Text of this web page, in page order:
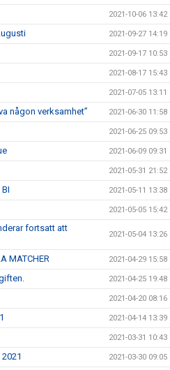
2021-10-06 13:42
2021-09-27 14:19
2021-09-17 10:53
2021-08-17 15:43
2021-07-05 13:11
någon verksamhet” 2021-06-30 11:58
2021-06-25 09:53
2021-06-09 09:31
2021-05-31 21:52
2021-05-11 13:38
2021-05-05 15:42
fortsatt att
2021-05-04 13:26
MATCHER 2021-04-29 15:58
2021-04-25 19:48
2021-04-20 08:16
2021-04-14 13:39
2021-03-31 10:43
2021-03-30 09:05